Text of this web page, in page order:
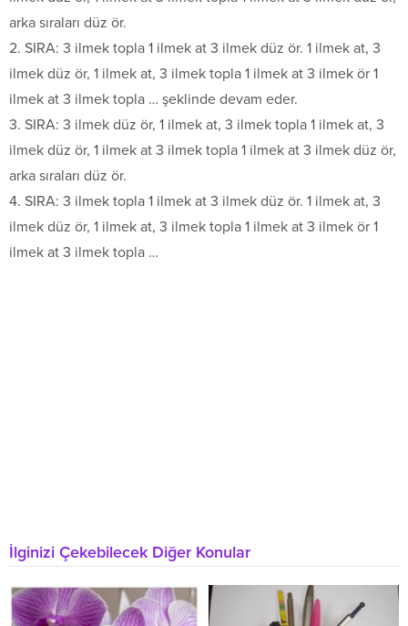
arka sıraları düz ör.
2. SIRA: 3 ilmek topla 1 ilmek at 3 ilmek düz ör. 1 ilmek at, 3
ilmek düz ör, 1 ilmek at, 3 ilmek topla 1 ilmek at 3 ilmek ör 1
ilmek at 3 ilmek topla … şeklinde devam eder.
3. SIRA: 3 ilmek düz ör, 1 ilmek at, 3 ilmek topla 1 ilmek at, 3
ilmek düz ör, 1 ilmek at 3 ilmek topla 1 ilmek at 3 ilmek düz ör,
arka sıraları düz ör.
4. SIRA: 3 ilmek topla 1 ilmek at 3 ilmek düz ör. 1 ilmek at, 3
ilmek düz ör, 1 ilmek at, 3 ilmek topla 1 ilmek at 3 ilmek ör 1
ilmek at 3 ilmek topla …
İlginizi Çekebilecek Diğer Konular